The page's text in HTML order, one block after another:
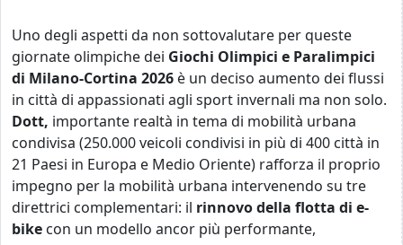
Uno degli aspetti da non sottovalutare per queste
giornate olimpiche dei Giochi Olimpici e Paralimpici
di Milano-Cortina 2026 è un deciso aumento dei flussi
in città di appassionati agli sport invernali ma non solo.
Dott, importante realtà in tema di mobilità urbana
condivisa (250.000 veicoli condivisi in più di 400 città in
21 Paesi in Europa e Medio Oriente) rafforza il proprio
impegno per la mobilità urbana intervenendo su tre
direttrici complementari: il rinnovo della flotta di e-
bike con un modello ancor più performante,